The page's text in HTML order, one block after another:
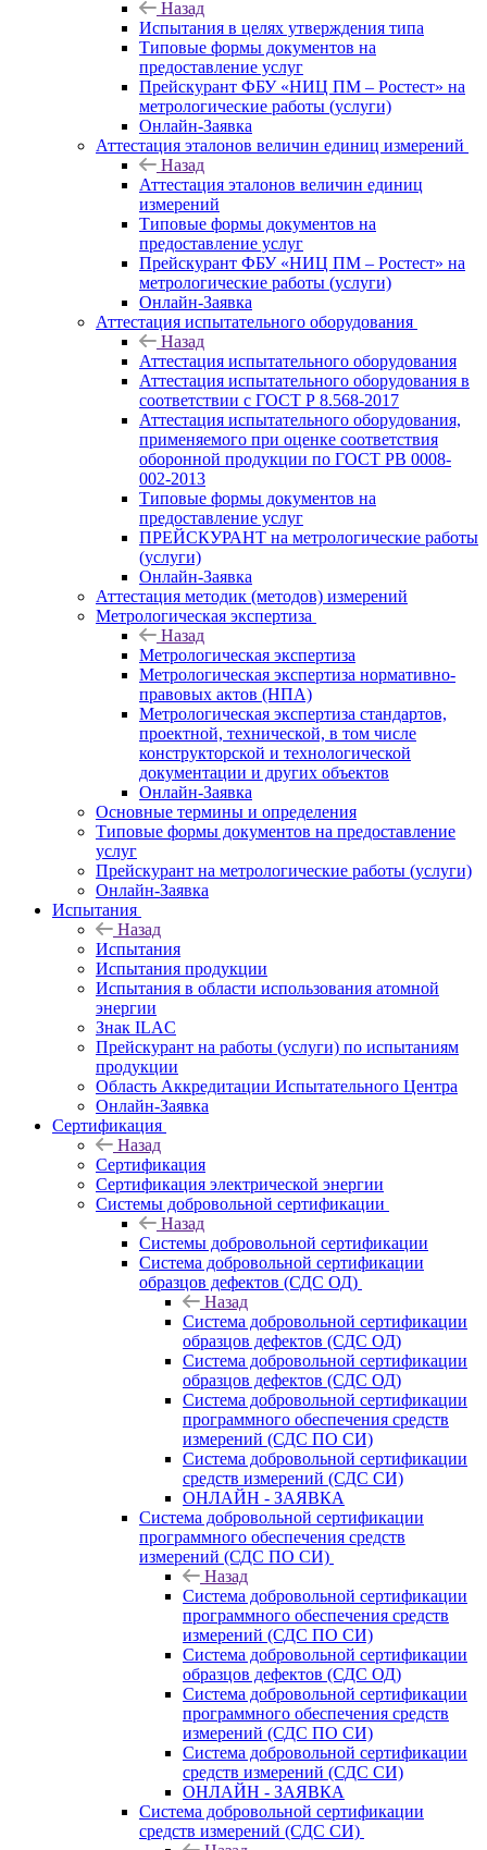
Назад
Испытания в целях утверждения типа
Типовые формы документов на
предоставление услуг
Прейскурант ФБУ «НИЦ ПМ – Ростест» на
метрологические работы (услуги)
Онлайн-Заявка
Аттестация эталонов величин единиц измерений
Назад
Аттестация эталонов величин единиц
измерений
Типовые формы документов на
предоставление услуг
Прейскурант ФБУ «НИЦ ПМ – Ростест» на
метрологические работы (услуги)
Онлайн-Заявка
Аттестация испытательного оборудования
Назад
Аттестация испытательного оборудования
Аттестация испытательного оборудования в
соответствии с ГОСТ Р 8.568-2017
Аттестация испытательного оборудования,
применяемого при оценке соответствия
оборонной продукции по ГОСТ РВ 0008-
002-2013
Типовые формы документов на
предоставление услуг
ПРЕЙСКУРАНТ на метрологические работы
(услуги)
Онлайн-Заявка
Аттестация методик (методов) измерений
Метрологическая экспертиза
Назад
Метрологическая экспертиза
Метрологическая экспертиза нормативно-
правовых актов (НПА)
Метрологическая экспертиза стандартов,
проектной, технической, в том числе
конструкторской и технологической
документации и других объектов
Онлайн-Заявка
Основные термины и определения
Типовые формы документов на предоставление
услуг
Прейскурант на метрологические работы (услуги)
Онлайн-Заявка
Испытания
Назад
Испытания
Испытания продукции
Испытания в области использования атомной
энергии
Знак ILAC
Прейскурант на работы (услуги) по испытаниям
продукции
Область Аккредитации Испытательного Центра
Онлайн-Заявка
Сертификация
Назад
Сертификация
Сертификация электрической энергии
Системы добровольной сертификации
Назад
Системы добровольной сертификации
Система добровольной сертификации
образцов дефектов (СДС ОД)
Назад
Система добровольной сертификации
образцов дефектов (СДС ОД)
Система добровольной сертификации
образцов дефектов (СДС ОД)
Система добровольной сертификации
программного обеспечения средств
измерений (СДС ПО СИ)
Система добровольной сертификации
средств измерений (СДС СИ)
ОНЛАЙН - ЗАЯВКА
Система добровольной сертификации
программного обеспечения средств
измерений (СДС ПО СИ)
Назад
Система добровольной сертификации
программного обеспечения средств
измерений (СДС ПО СИ)
Система добровольной сертификации
образцов дефектов (СДС ОД)
Система добровольной сертификации
программного обеспечения средств
измерений (СДС ПО СИ)
Система добровольной сертификации
средств измерений (СДС СИ)
ОНЛАЙН - ЗАЯВКА
Система добровольной сертификации
средств измерений (СДС СИ)